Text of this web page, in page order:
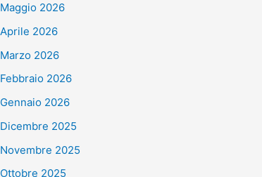
Maggio 2026
Aprile 2026
Marzo 2026
Febbraio 2026
Gennaio 2026
Dicembre 2025
Novembre 2025
Ottobre 2025